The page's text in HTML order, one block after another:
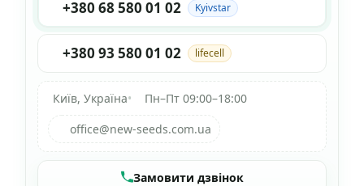
+380 68 580 01 02 Kyivstar
+380 93 580 01 02 lifecell
Київ, Україна•
Пн–Пт 09:00–18:00
office@new-seeds.com.ua
Замовити дзвінок